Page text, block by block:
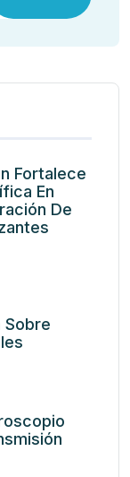
Fortalece
En
De
Sobre